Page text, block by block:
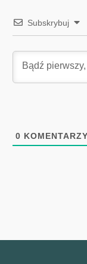
Subskrybuj
0 KOMENTARZY